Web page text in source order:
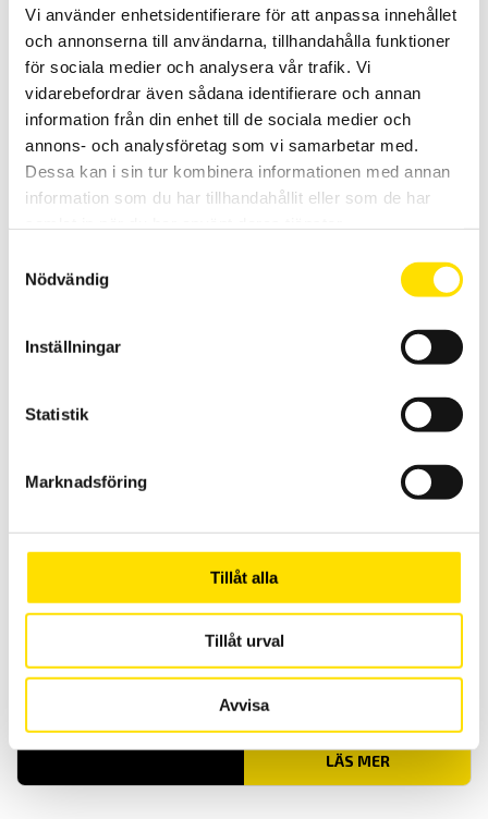
Vi använder enhetsidentifierare för att anpassa innehållet
och annonserna till användarna, tillhandahålla funktioner
för sociala medier och analysera vår trafik. Vi
vidarebefordrar även sådana identifierare och annan
information från din enhet till de sociala medier och
annons- och analysföretag som vi samarbetar med.
Dessa kan i sin tur kombinera informationen med annan
information som du har tillhandahållit eller som de har
Nödvändig
Inställningar
Statistik
Marknadsföring
Tillåt alla
Tillåt urval
Avvisa
Mecmesin OmniTest™ 25 motoriserad
materialprovare
PC styrd provställ/dragprovare för material och produktprovning
från Mecmesin med kapaciteter från 2,5 N upp till 25 kN
LÄS MER
MDD manuellt provställ
Manuellt provställ MDD från Mecmesin
LÄS MER